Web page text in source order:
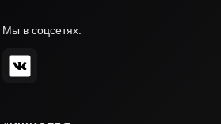
Мы в соцсетях: